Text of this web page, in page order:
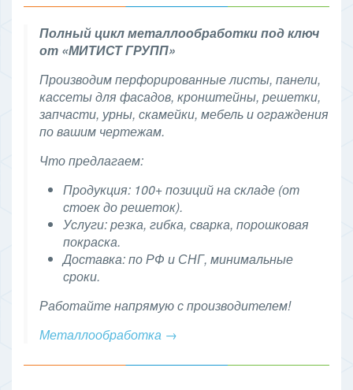
Полный цикл металлообработки под ключ
от «МИТИСТ ГРУПП»
Производим перфорированные листы, панели,
кассеты для фасадов, кронштейны, решетки,
запчасти, урны, скамейки, мебель и ограждения
по вашим чертежам.
Что предлагаем:
Продукция: 100+ позиций на складе (от
стоек до решеток).
Услуги: резка, гибка, сварка, порошковая
покраска.
Доставка: по РФ и СНГ, минимальные
сроки.
Работайте напрямую с производителем!
Металлообработка →